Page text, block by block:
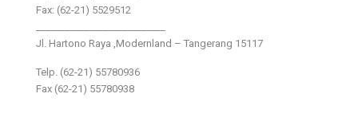
Fax: (62-21) 5529512
Jl. Hartono Raya ,Modernland – Tangerang 15117
Telp. (62-21) 55780936
Fax (62-21) 55780938